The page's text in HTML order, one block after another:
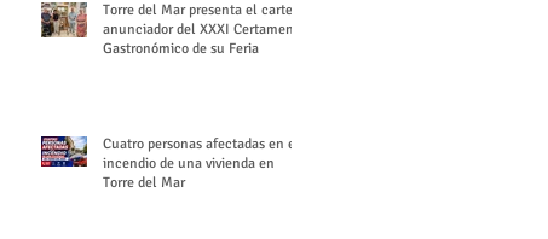
Torre del Mar presenta el cartel
anunciador del XXXI Certamen
Gastronómico de su Feria
Cuatro personas afectadas en el
incendio de una vivienda en
Torre del Mar